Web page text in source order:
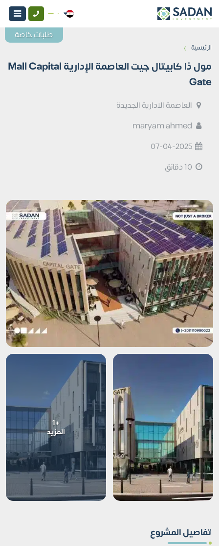
الرئيسية ›
مول ذا كابيتال جيت العاصمة الإدارية Mall Capital
Gate
العاصمة الادارية الجديدة
07-04-2025
+1
المزيد
تفاصيل المشروع
طلبات خاصة